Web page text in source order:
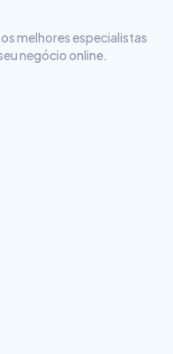
melhores especialistas
negócio online.